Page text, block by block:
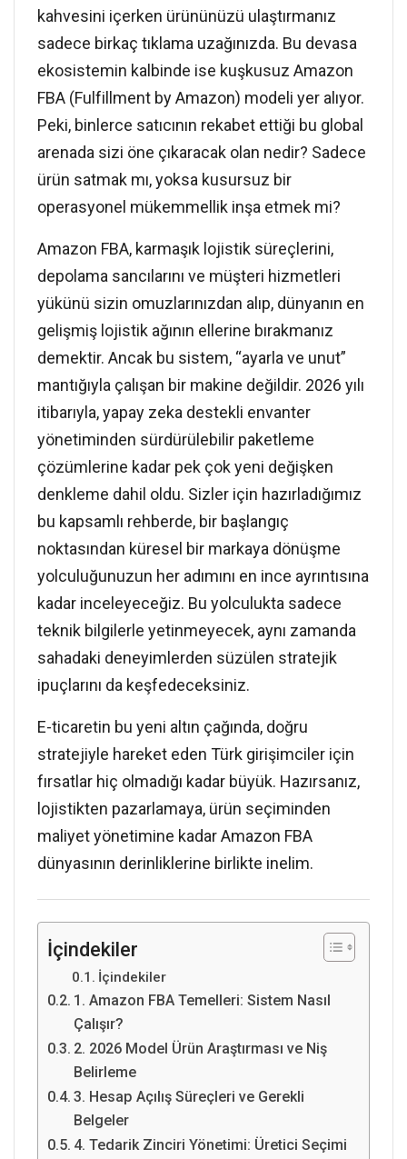
kahvesini içerken ürününüzü ulaştırmanız
sadece birkaç tıklama uzağınızda. Bu devasa
ekosistemin kalbinde ise kuşkusuz Amazon
FBA (Fulfillment by Amazon) modeli yer alıyor.
Peki, binlerce satıcının rekabet ettiği bu global
arenada sizi öne çıkaracak olan nedir? Sadece
ürün satmak mı, yoksa kusursuz bir
operasyonel mükemmellik inşa etmek mi?
Amazon FBA, karmaşık lojistik süreçlerini,
depolama sancılarını ve müşteri hizmetleri
yükünü sizin omuzlarınızdan alıp, dünyanın en
gelişmiş lojistik ağının ellerine bırakmanız
demektir. Ancak bu sistem, “ayarla ve unut”
mantığıyla çalışan bir makine değildir. 2026 yılı
itibarıyla, yapay zeka destekli envanter
yönetiminden sürdürülebilir paketleme
çözümlerine kadar pek çok yeni değişken
denkleme dahil oldu. Sizler için hazırladığımız
bu kapsamlı rehberde, bir başlangıç
noktasından küresel bir markaya dönüşme
yolculuğunuzun her adımını en ince ayrıntısına
kadar inceleyeceğiz. Bu yolculukta sadece
teknik bilgilerle yetinmeyecek, aynı zamanda
sahadaki deneyimlerden süzülen stratejik
ipuçlarını da keşfedeceksiniz.
E-ticaretin bu yeni altın çağında, doğru
stratejiyle hareket eden Türk girişimciler için
fırsatlar hiç olmadığı kadar büyük. Hazırsanız,
lojistikten pazarlamaya, ürün seçiminden
maliyet yönetimine kadar Amazon FBA
dünyasının derinliklerine birlikte inelim.
İçindekiler
İçindekiler
1. Amazon FBA Temelleri: Sistem Nasıl
Çalışır?
2. 2026 Model Ürün Araştırması ve Niş
Belirleme
3. Hesap Açılış Süreçleri ve Gerekli
Belgeler
4. Tedarik Zinciri Yönetimi: Üretici Seçimi